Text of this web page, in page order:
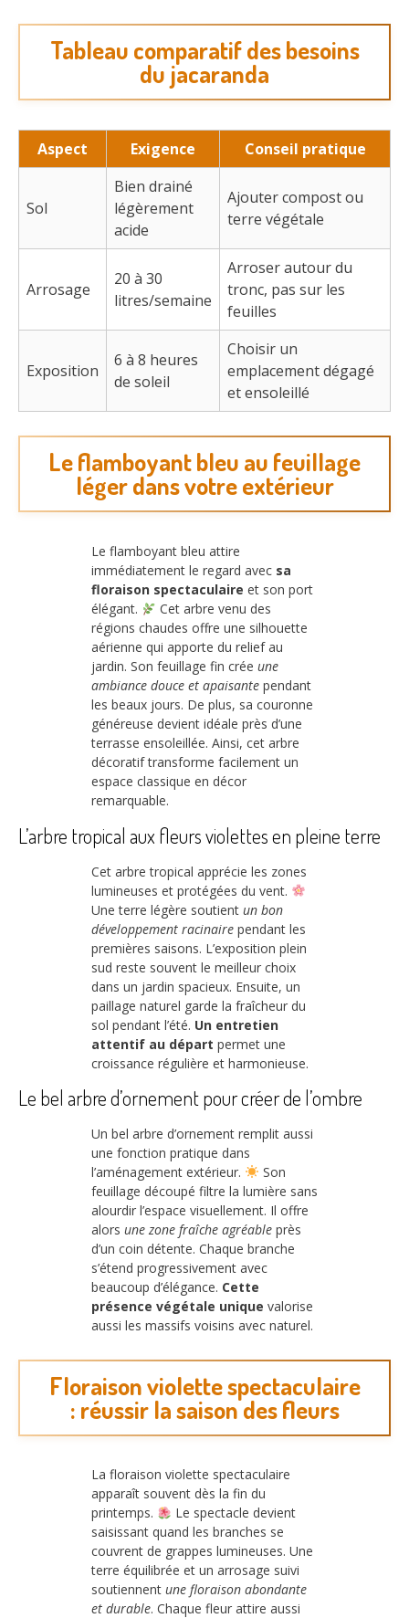
Tableau comparatif des besoins
du jacaranda
Aspect Exigence Conseil pratique
Sol
Bien drainé
légèrement
acide
Ajouter compost ou
terre végétale
Arrosage
20 à 30
litres/semaine
Arroser autour du
tronc, pas sur les
feuilles
Exposition
6 à 8 heures
de soleil
Choisir un
emplacement dégagé
et ensoleillé
Le flamboyant bleu au feuillage
léger dans votre extérieur
Le flamboyant bleu attire
immédiatement le regard avec sa
floraison spectaculaire et son port
élégant.
Cet arbre venu des
régions chaudes offre une silhouette
aérienne qui apporte du relief au
jardin. Son feuillage fin crée une
ambiance douce et apaisante pendant
les beaux jours. De plus, sa couronne
généreuse devient idéale près d’une
terrasse ensoleillée. Ainsi, cet arbre
décoratif transforme facilement un
espace classique en décor
remarquable.
L’arbre tropical aux fleurs violettes en pleine terre
Cet arbre tropical apprécie les zones
lumineuses et protégées du vent.
Une terre légère soutient un bon
développement racinaire pendant les
premières saisons. L’exposition plein
sud reste souvent le meilleur choix
dans un jardin spacieux. Ensuite, un
paillage naturel garde la fraîcheur du
sol pendant l’été. Un entretien
attentif au départ permet une
croissance régulière et harmonieuse.
Le bel arbre d’ornement pour créer de l’ombre
Un bel arbre d’ornement remplit aussi
une fonction pratique dans
l’aménagement extérieur.
Son
feuillage découpé filtre la lumière sans
alourdir l’espace visuellement. Il offre
alors une zone fraîche agréable près
d’un coin détente. Chaque branche
s’étend progressivement avec
beaucoup d’élégance. Cette
présence végétale unique valorise
aussi les massifs voisins avec naturel.
Floraison violette spectaculaire
: réussir la saison des fleurs
La floraison violette spectaculaire
apparaît souvent dès la fin du
printemps.
Le spectacle devient
saisissant quand les branches se
couvrent de grappes lumineuses. Une
terre équilibrée et un arrosage suivi
soutiennent une floraison abondante
et durable. Chaque fleur attire aussi